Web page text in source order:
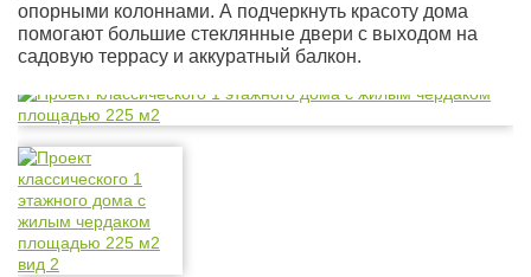
опорными колоннами. А подчеркнуть красоту дома
помогают большие стеклянные двери с выходом на
садовую террасу и аккуратный балкон.